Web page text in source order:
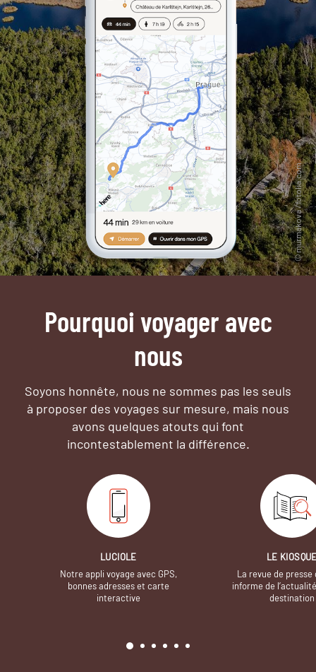
Pourquoi voyager avec
nous
Soyons honnête, nous ne sommes pas les seuls
à proposer des voyages sur mesure, mais nous
avons quelques atouts qui font
incontestablement la différence.
LUCIOLE
Notre appli voyage avec GPS,
bonnes adresses et carte
interactive
LE
La revue de presse
informe de
destination